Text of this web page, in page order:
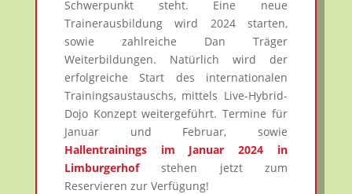
Schwerpunkt steht. Eine neue
Trainerausbildung wird 2024 starten,
sowie zahlreiche Dan Träger
Weiterbildungen. Natürlich wird der
erfolgreiche Start des internationalen
Trainingsaustauschs, mittels Live-Hybrid-
Dojo Konzept weitergeführt. Termine für
Januar und Februar, sowie
Hallentrainings im Januar 2024 in
Limburgerhofstehen jetzt zum
Reservieren zur Verfügung!